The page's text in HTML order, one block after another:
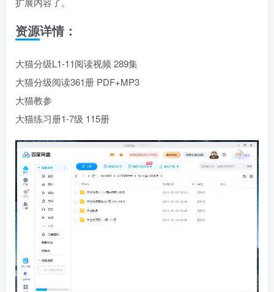
资源详情：
大猫分级L1-11阅读视频 289集
大猫分级阅读361册 PDF+MP3
大猫教参
大猫练习册1-7级 115册